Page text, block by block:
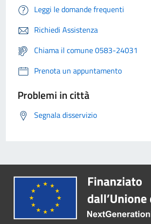
Leggi le domande frequenti
Richiedi Assistenza
Chiama il comune 0583-24031
Prenota un appuntamento
Problemi in città
Segnala disservizio